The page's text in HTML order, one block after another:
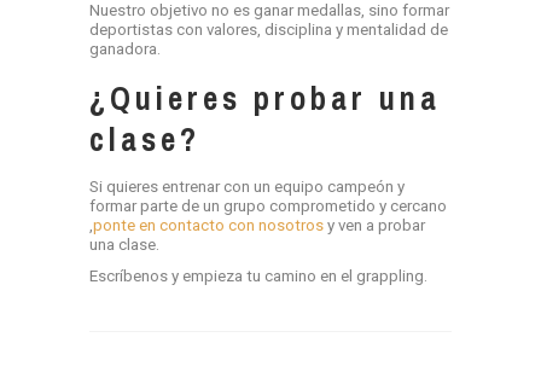
Nuestro objetivo no es ganar medallas, sino formar
deportistas con valores, disciplina y mentalidad de
ganadora.
¿Quieres probar una
clase?
Si quieres entrenar con un equipo campeón y
formar parte de un grupo comprometido y cercano
,ponte en contacto con nosotros y ven a probar
una clase.
Escríbenos y empieza tu camino en el grappling.